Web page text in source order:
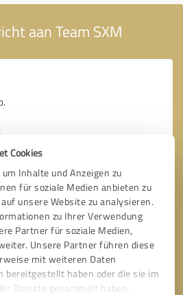
Cookies
Inhalte und Anzeigen zu
für soziale Medien anbieten zu
unsere Website zu analysieren.
zu Ihrer Verwendung
Partner für soziale Medien,
Unsere Partner führen diese
mit weiteren Daten
bereitgestellt haben oder die sie im
Dienste gesammelt haben.
aan Team SXM